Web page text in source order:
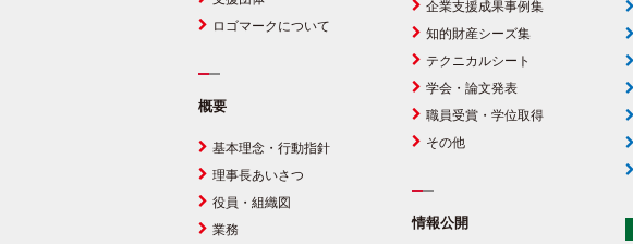
ロゴマークについて
概要
基本理念・行動指針
理事長あいさつ
役員・組織図
業務
企業支援成果事例集
知的財産シーズ集
テクニカルシート
学会・論文発表
職員受賞・学位取得
その他
情報公開